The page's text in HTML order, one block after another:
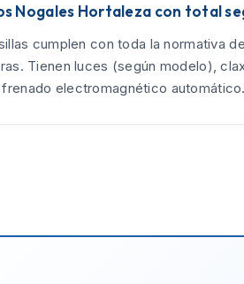
Nogales Hortaleza con total
cumplen con toda la normativa
Tienen luces (según modelo),
electromagnético